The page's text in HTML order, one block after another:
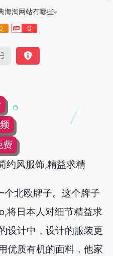
海淘网站有哪些
0
费
约风服饰,精益求精
北欧牌子。这个牌子
将日本人对细节精益求
设计中，设计的服装更
优质有机的面料，他家